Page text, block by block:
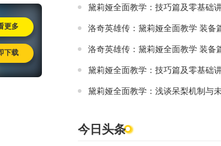
更多
下载
黛莉娅全面教学：技巧篇及零基础讲
洛奇英雄传：黛莉娅全面教学 装备
洛奇英雄传：黛莉娅全面教学 装备
黛莉娅全面教学：技巧篇及零基础讲
黛莉娅全面教学：浅谈呆梨机制与
今日头条